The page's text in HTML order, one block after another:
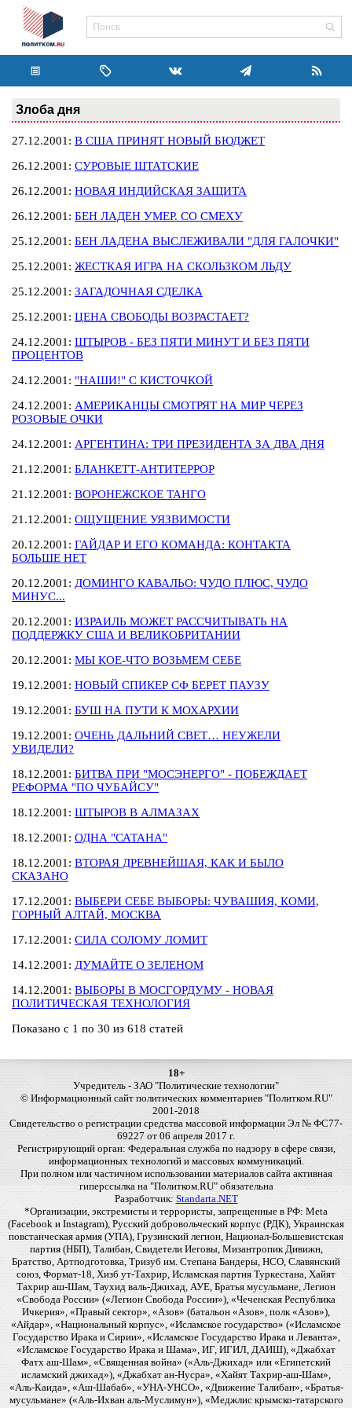
Злоба дня
27.12.2001: В США ПРИНЯТ НОВЫЙ БЮДЖЕТ
26.12.2001: СУРОВЫЕ ШТАТСКИЕ
26.12.2001: НОВАЯ ИНДИЙСКАЯ ЗАЩИТА
26.12.2001: БЕН ЛАДЕН УМЕР. СО СМЕХУ
25.12.2001: БЕН ЛАДЕНА ВЫСЛЕЖИВАЛИ "ДЛЯ ГАЛОЧКИ"
25.12.2001: ЖЕСТКАЯ ИГРА НА СКОЛЬЗКОМ ЛЬДУ
25.12.2001: ЗАГАДОЧНАЯ СДЕЛКА
25.12.2001: ЦЕНА СВОБОДЫ ВОЗРАСТАЕТ?
24.12.2001: ШТЫРОВ - БЕЗ ПЯТИ МИНУТ И БЕЗ ПЯТИ
ПРОЦЕНТОВ
24.12.2001: "НАШИ!" С КИСТОЧКОЙ
24.12.2001: АМЕРИКАНЦЫ СМОТРЯТ НА МИР ЧЕРЕЗ
РОЗОВЫЕ ОЧКИ
24.12.2001: АРГЕНТИНА: ТРИ ПРЕЗИДЕНТА ЗА ДВА ДНЯ
21.12.2001: БЛАНКЕТТ-АНТИТЕРРОР
21.12.2001: ВОРОНЕЖСКОЕ ТАНГО
21.12.2001: ОЩУЩЕНИЕ УЯЗВИМОСТИ
20.12.2001: ГАЙДАР И ЕГО КОМАНДА: КОНТАКТА
БОЛЬШЕ НЕТ
20.12.2001: ДОМИНГО КАВАЛЬО: ЧУДО ПЛЮС, ЧУДО
МИНУС...
20.12.2001: ИЗРАИЛЬ МОЖЕТ РАССЧИТЫВАТЬ НА
ПОДДЕРЖКУ США И ВЕЛИКОБРИТАНИИ
20.12.2001: МЫ КОЕ-ЧТО ВОЗЬМЕМ СЕБЕ
19.12.2001: НОВЫЙ СПИКЕР СФ БЕРЕТ ПАУЗУ
19.12.2001: БУШ НА ПУТИ К МОХАРХИИ
19.12.2001: ОЧЕНЬ ДАЛЬНИЙ СВЕТ… НЕУЖЕЛИ
УВИДЕЛИ?
18.12.2001: БИТВА ПРИ "МОСЭНЕРГО" - ПОБЕЖДАЕТ
РЕФОРМА "ПО ЧУБАЙСУ"
18.12.2001: ШТЫРОВ В АЛМАЗАХ
18.12.2001: ОДНА "САТАНА"
18.12.2001: ВТОРАЯ ДРЕВНЕЙШАЯ, КАК И БЫЛО
СКАЗАНО
17.12.2001: ВЫБЕРИ СЕБЕ ВЫБОРЫ: ЧУВАШИЯ, КОМИ,
ГОРНЫЙ АЛТАЙ, МОСКВА
17.12.2001: СИЛА СОЛОМУ ЛОМИТ
14.12.2001: ДУМАЙТЕ О ЗЕЛЕНОМ
14.12.2001: ВЫБОРЫ В МОСГОРДУМУ - НОВАЯ
ПОЛИТИЧЕСКАЯ ТЕХНОЛОГИЯ
Показано с 1 по 30 из 618 статей
18+
Учредитель - ЗАО "Политические технологии"
© Информационный сайт политических комментариев "Политком.RU"
2001-2018
Свидетельство о регистрации средства массовой информации Эл № ФС77-
69227 от 06 апреля 2017 г.
Регистрирующий орган: Федеральная служба по надзору в сфере связи,
информационных технологий и массовых коммуникаций.
При полном или частичном использовании материалов сайта активная
гиперссылка на "Политком.RU" обязательна
Разработчик: Standarta.NET
*Организации, экстремисты и террористы, запрещенные в РФ: Meta
(Facebook и Instagram), Русский добровольческий корпус (РДК), Украинская
повстанческая армия (УПА), Грузинский легион, Национал-Большевистская
партия (НБП), Талибан, Свидетели Иеговы, Мизантропик Дивижн,
Братство, Артподготовка, Тризуб им. Степана Бандеры, НСО, Славянский
союз, Формат-18, Хизб ут-Тахрир, Исламская партия Туркестана, Хайят
Тахрир аш-Шам, Таухид валь-Джихад, АУЕ, Братья мусульмане, Легион
«Свобода России» («Легион Свобода России»), «Чеченская Республика
Ичкерия», «Правый сектор», «Азов» (батальон «Азов», полк «Азов»),
«Айдар», «Национальный корпус», «Исламское государство» («Исламское
Государство Ирака и Сирии», «Исламское Государство Ирака и Леванта»,
«Исламское Государство Ирака и Шама», ИГ, ИГИЛ, ДАИШ), «Джабхат
Фатх аш-Шам», «Священная война» («Аль-Джихад» или «Египетский
исламский джихад»), «Джабхат ан-Нусра», «Хайят Тахрир-аш-Шам»,
«Аль-Каида», «Аш-Шабаб», «УНА-УНСО», «Движение Талибан», «Братья-
мусульмане» («Аль-Ихван аль-Муслимун»), «Меджлис крымско-татарского